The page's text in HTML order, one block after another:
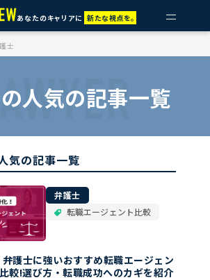
あなたのキャリアに 新たな視点を。
士
人気の記事一覧
気の記事一覧
弁護士
転職エージェント比較
弁護士に強いおすすめ転職エージェン
較!選び方・転職成功へのカギを紹介